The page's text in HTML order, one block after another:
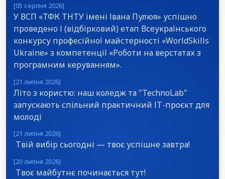
[05 серпня 2026]
У ВСП «ТФК ТНТУ імені Івана Пулюя» успішно
проведено І (відбірковий) етап Всеукраїнського
конкурсу професійної майстерності «WorldSkills
Ukraine» з компетенції «Роботи на верстатах з
програмним керуванням».
[21 липня 2026]
Літо з користю: наш коледж та "TechnoLab"
запускають спільний практичний ІТ-проєкт для
молоді
[21 липня 2026]
Твій вибір сьогодні — твоє успішне завтра!
[20 липня 2026]
Твоє майбутнє починається тут!